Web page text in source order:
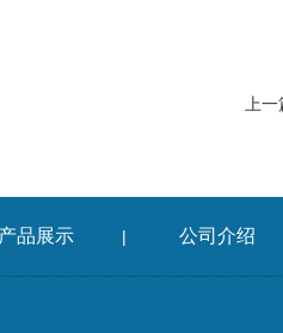
上
产品展示 | 公司介绍